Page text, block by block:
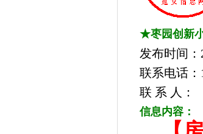
★枣园创新
发布时间：
联系电话：
联 系 人：
信息内容：